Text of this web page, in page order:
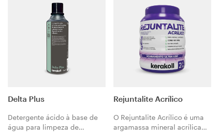
Delta Plus
Detergente ácido à base de
água para limpeza de
Rejuntalite Acrílico
O Rejuntalite Acrílico é uma
argamassa mineral acrílica